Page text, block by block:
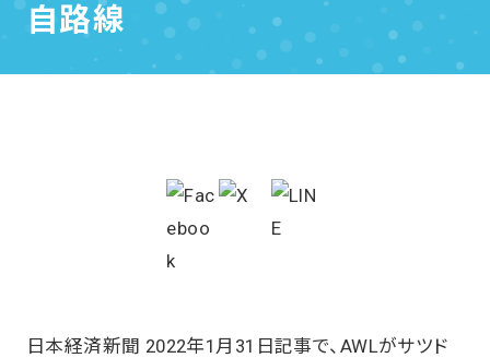
自路線
日本経済新聞 2022年1月31日記事で、AWLがサツド